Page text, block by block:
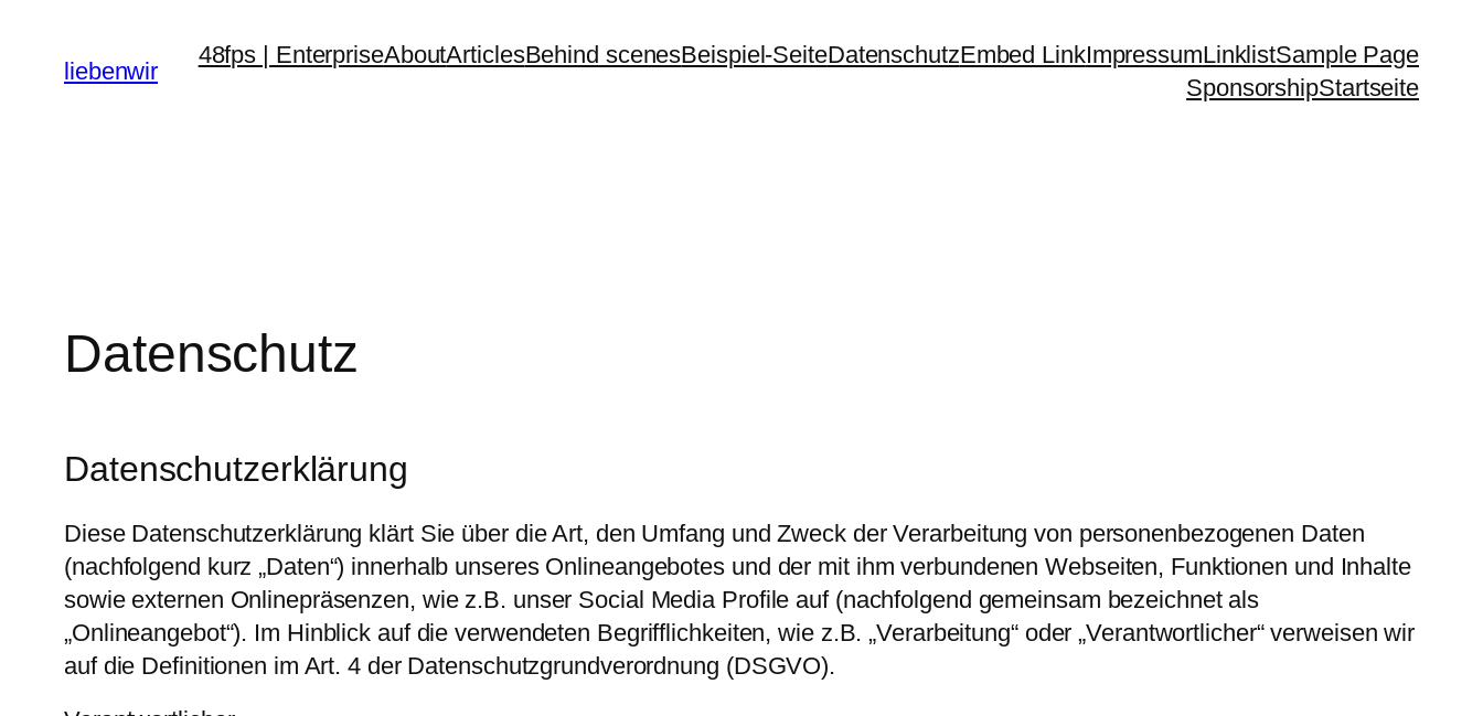
Inhalt
springen
liebenwir
48fps | EnterpriseAboutArticlesBehind scenesBeispiel-SeiteDatenschutzEmbed LinkImpressumLinklistSample Page
SponsorshipStartseite
Datenschutz
Datenschutzerklärung
Diese Datenschutzerklärung klärt Sie über die Art, den Umfang und Zweck der Verarbeitung von personenbezogenen Daten
(nachfolgend kurz „Daten“) innerhalb unseres Onlineangebotes und der mit ihm verbundenen Webseiten, Funktionen und Inhalte
sowie externen Onlinepräsenzen, wie z.B. unser Social Media Profile auf (nachfolgend gemeinsam bezeichnet als
„Onlineangebot“). Im Hinblick auf die verwendeten Begrifflichkeiten, wie z.B. „Verarbeitung“ oder „Verantwortlicher“ verweisen wir
auf die Definitionen im Art. 4 der Datenschutzgrundverordnung (DSGVO).